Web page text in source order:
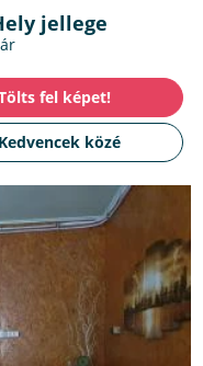
jellege